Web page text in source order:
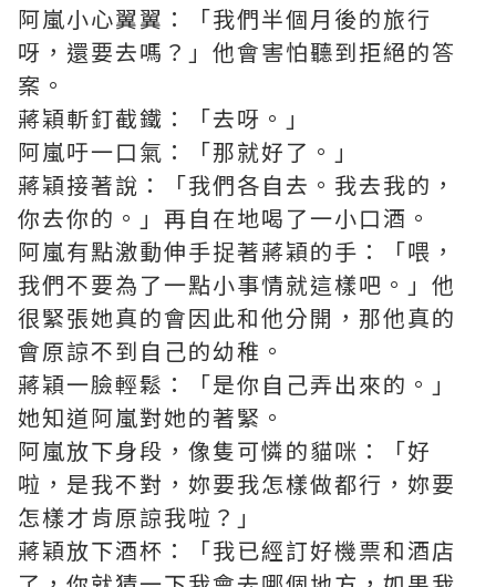
阿嵐小心翼翼：「我們半個月後的旅行
呀，還要去嗎？」他會害怕聽到拒絕的答
案。
蔣穎斬釘截鐵：「去呀。」
阿嵐吁一口氣：「那就好了。」
蔣穎接著說：「我們各自去。我去我的，
你去你的。」再自在地喝了一小口酒。
阿嵐有點激動伸手捉著蔣穎的手：「喂，
我們不要為了一點小事情就這樣吧。」他
很緊張她真的會因此和他分開，那他真的
會原諒不到自己的幼稚。
蔣穎一臉輕鬆：「是你自己弄出來的。」
她知道阿嵐對她的著緊。
阿嵐放下身段，像隻可憐的貓咪：「好
啦，是我不對，妳要我怎樣做都行，妳要
怎樣才肯原諒我啦？」
蔣穎放下酒杯：「我已經訂好機票和酒店